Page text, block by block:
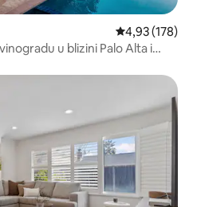
Prosječna
4,93 (178)
u blizini Palo Alta i
oznakom „Odabrali gosti”